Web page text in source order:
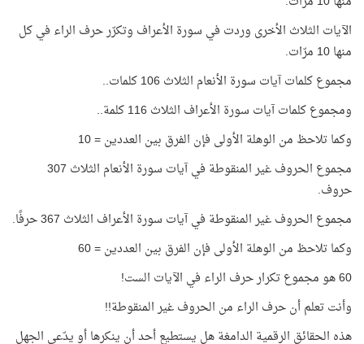
الآيات الثلاث الأخرى وردت في سورة الأعراف وتكرّر حرف الراء في كل
منها 10 مرّات.
مجموع كلمات آيات سورة الأنعام الثلاث 106 كلمات..
ومجموع كلمات آيات سورة الأعراف الثلاث 116 كلمة..
وكما تلاحظ من الوهلة الأولى فإن الفرق بين العددين = 10
مجموع الحروف غير المنقوطة في آيات سورة الأنعام الثلاث 307
حروف.
مجموع الحروف غير المنقوطة في آيات سورة الأعراف الثلاث 367 حرفًا.
وكما تلاحظ من الوهلة الأولى فإن الفرق بين العددين = 60
60 هو مجموع تكرار حرف الراء في الآيات الست!
وأنت تعلم أن حرف الراء من الحروف غير المنقوطة!!
هذه الحقائق الرقمية الدامغة هل يستطيع أحد أن ينكرها أو يدّعي الجهل